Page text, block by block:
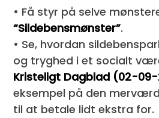
• Få styr på selve
“Sildebensmønster”.
• Se, hvordan
og tryghed i et socialt
Kristeligt Dagblad (02-
eksempel på den
til at betale lidt ekstra for.